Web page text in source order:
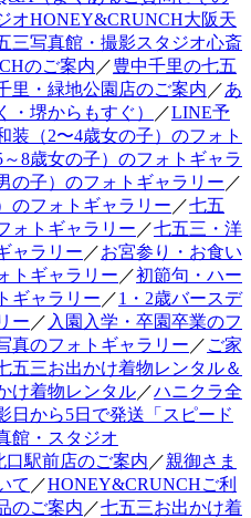
オHONEY&CRUNCH大阪天
三写真館・撮影スタジオ心斎
のご案内 ／豊中千里の七五
里・緑地公園店のご案内 ／あ
・堺からもすぐ）
／LINE予
装（2〜4歳女の子）のフォト
8歳女の子）のフォトギャラ
の子）のフォトギャラリー ／
のフォトギャラリー ／七五
ォトギャラリー ／七五三・洋
ャラリー ／お宮参り・お食い
トギャラリー ／初節句・ハー
ギャラリー ／1・2歳バースデ
ー ／ 入園入学・卒園卒業のフ
真のフォトギャラリー ／ ご家
五三お出かけ着物レンタル＆
け着物レンタル／ハニクラ全
日から5日で発送「スピード
館・スタジオ
駅前店のご案内 ／親御さま
て ／HONEY&CRUNCHご利
のご案内 ／七五三お出かけ着